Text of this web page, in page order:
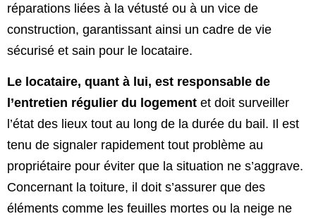
réparations liées à la vétusté ou à un vice de
construction, garantissant ainsi un cadre de vie
sécurisé et sain pour le locataire.
Le locataire, quant à lui, est responsable de
l’entretien régulier du logement et doit surveiller
l’état des lieux tout au long de la durée du bail. Il est
tenu de signaler rapidement tout problème au
propriétaire pour éviter que la situation ne s’aggrave.
Concernant la toiture, il doit s’assurer que des
éléments comme les feuilles mortes ou la neige ne